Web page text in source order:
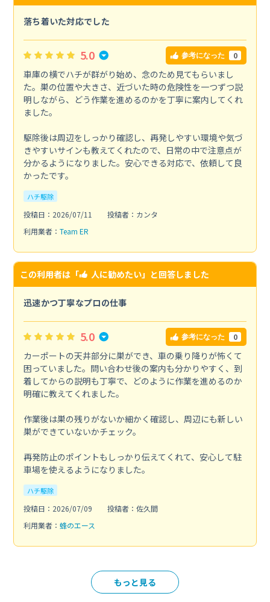
落ち着いた対応でした
5.0 参考になった 0
車庫の横でハチが群がり始め、念のため見てもらいまし
た。巣の位置や大きさ、近づいた時の危険性を一つずつ説
明しながら、どう作業を進めるのかを丁寧に案内してくれ
ました。
駆除後は周辺をしっかり確認し、再発しやすい環境や気づ
きやすいサインも教えてくれたので、日常の中で注意点が
分かるようになりました。安心できる対応で、依頼して良
かったです。
ハチ駆除
投稿日：2026/07/11
投稿者：カンタ
利用業者： Team ER
この利用者は「 人に勧めたい」と回答しました
迅速かつ丁寧なプロの仕事
5.0 参考になった 0
カーポートの天井部分に巣ができ、車の乗り降りが怖くて
困っていました。問い合わせ後の案内も分かりやすく、到
着してからの説明も丁寧で、どのように作業を進めるのか
明確に教えてくれました。
作業後は巣の残りがないか細かく確認し、周辺にも新しい
巣ができていないかチェック。
再発防止のポイントもしっかり伝えてくれて、安心して駐
車場を使えるようになりました。
ハチ駆除
投稿日：2026/07/09
投稿者：佐久間
利用業者： 蜂のエース
もっと見る